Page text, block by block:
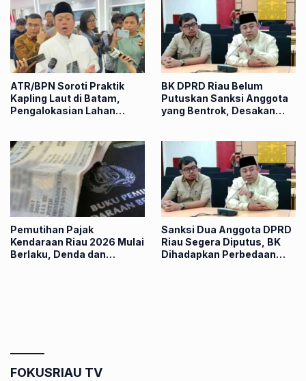
ATR/BPN Soroti Praktik
Kapling Laut di Batam,
Pengalokasian Lahan
BK DPRD Riau Belum
Putuskan Sanksi Anggota
yang Bentrok, Desakan
Pemutihan Pajak
Kendaraan Riau 2026 Mulai
Berlaku, Denda dan
Sanksi Dua Anggota DPRD
Riau Segera Diputus, BK
Dihadapkan Perbedaan
FOKUSRIAU TV